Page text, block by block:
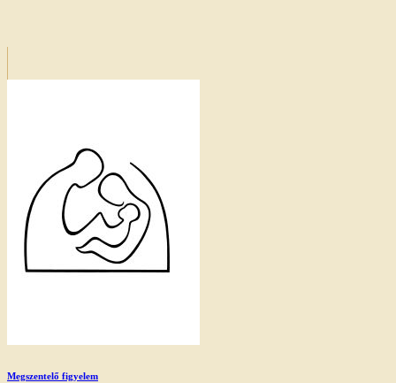
Megszentelő figyelem